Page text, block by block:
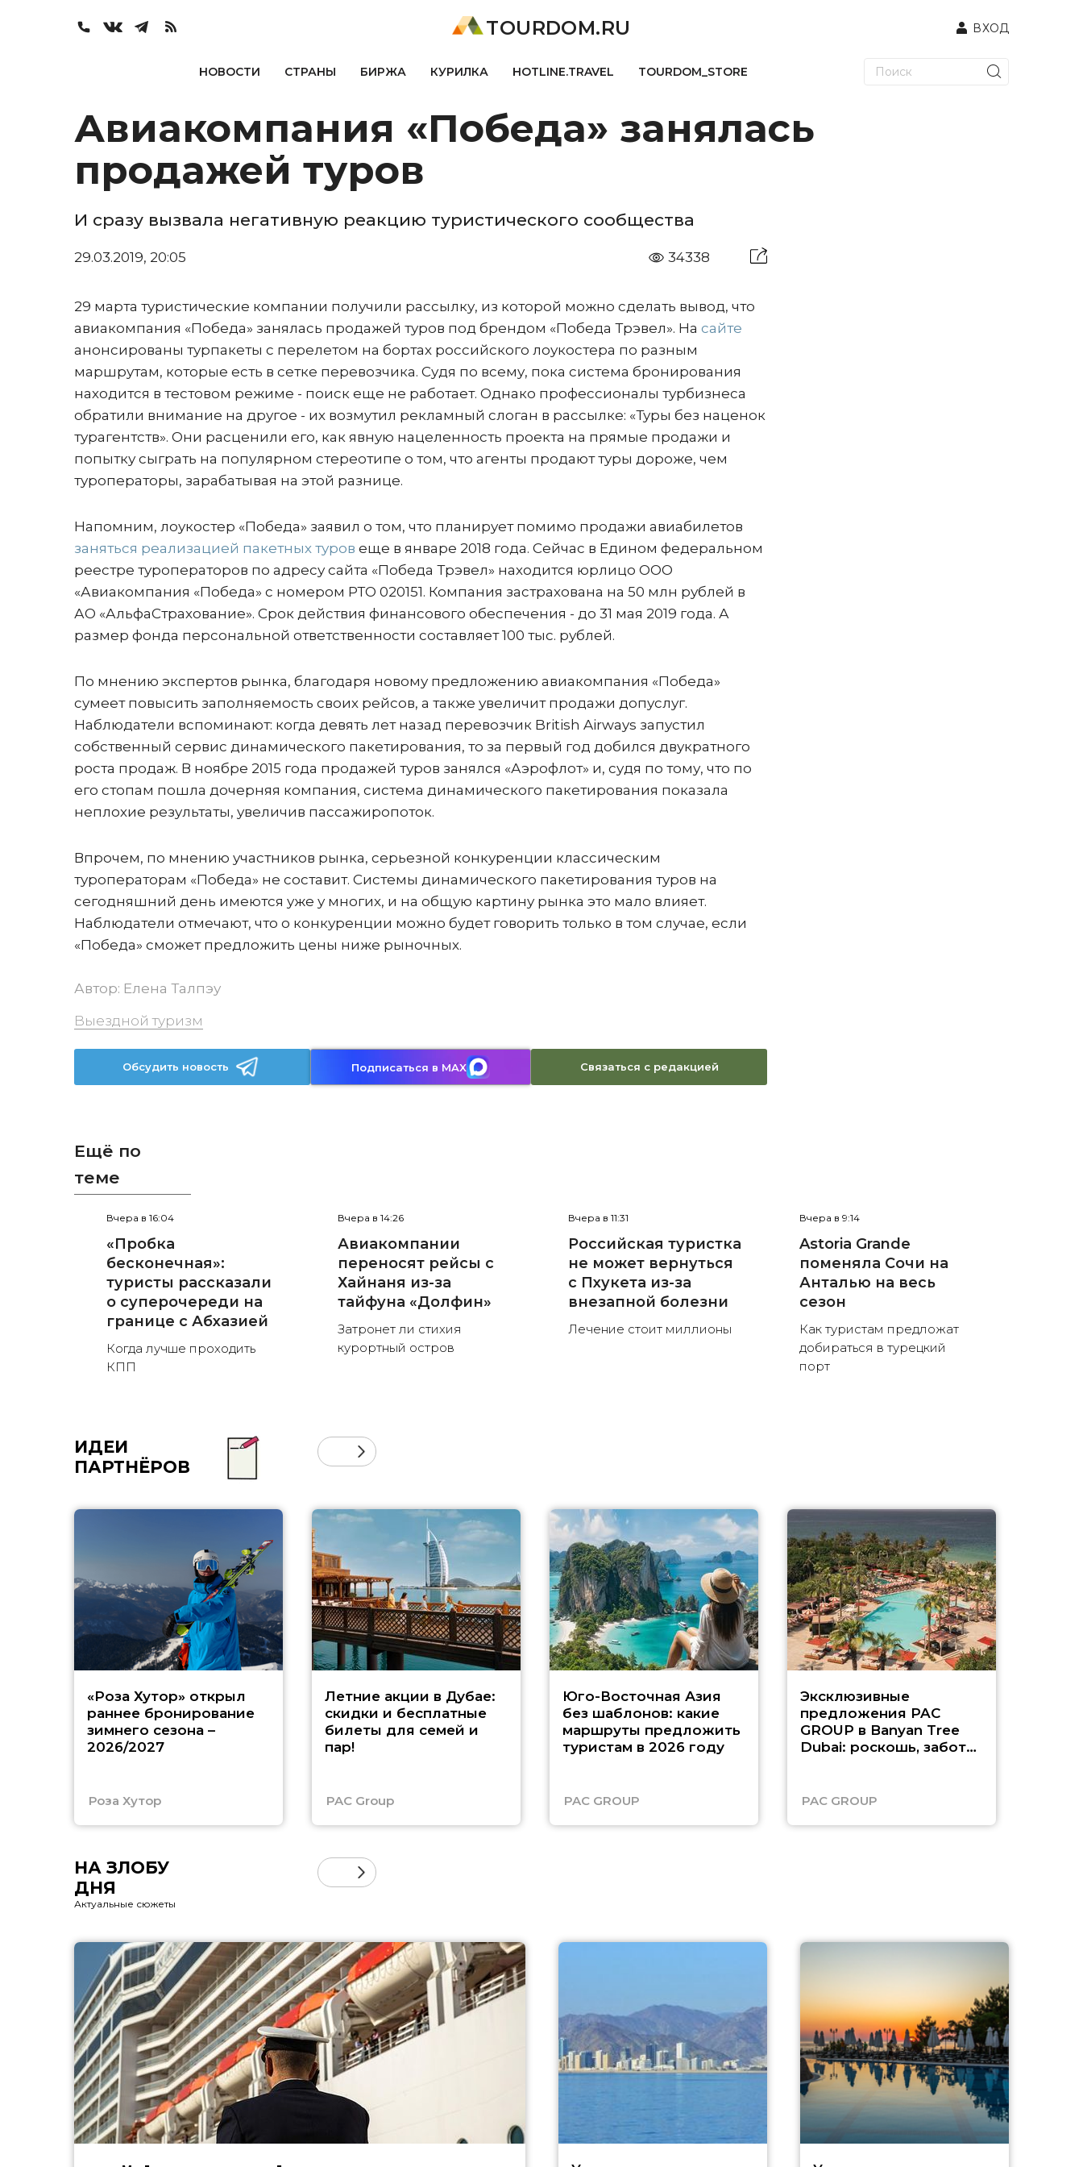
TOURDOM.RU ВХОД
НОВОСТИ СТРАНЫ БИРЖА КУРИЛКА HOTLINE.TRAVEL TOURDOM_STORE
Авиакомпания «Победа» занялась
продажей туров
И сразу вызвала негативную реакцию туристического сообщества
29.03.2019, 20:05 34338
29 марта туристические компании получили рассылку, из которой можно сделать вывод, что
авиакомпания «Победа» занялась продажей туров под брендом «Победа Трэвел». На сайте
анонсированы турпакеты с перелетом на бортах российского лоукостера по разным
маршрутам, которые есть в сетке перевозчика. Судя по всему, пока система бронирования
находится в тестовом режиме - поиск еще не работает. Однако профессионалы турбизнеса
обратили внимание на другое - их возмутил рекламный слоган в рассылке: «Туры без наценок
турагентств». Они расценили его, как явную нацеленность проекта на прямые продажи и
попытку сыграть на популярном стереотипе о том, что агенты продают туры дороже, чем
туроператоры, зарабатывая на этой разнице.
Напомним, лоукостер «Победа» заявил о том, что планирует помимо продажи авиабилетов
заняться реализацией пакетных туров еще в январе 2018 года. Сейчас в Едином федеральном
реестре туроператоров по адресу сайта «Победа Трэвел» находится юрлицо ООО
«Авиакомпания «Победа» с номером РТО 020151. Компания застрахована на 50 млн рублей в
АО «АльфаСтрахование». Срок действия финансового обеспечения - до 31 мая 2019 года. А
размер фонда персональной ответственности составляет 100 тыс. рублей.
По мнению экспертов рынка, благодаря новому предложению авиакомпания «Победа»
сумеет повысить заполняемость своих рейсов, а также увеличит продажи допуслуг.
Наблюдатели вспоминают: когда девять лет назад перевозчик British Airways запустил
собственный сервис динамического пакетирования, то за первый год добился двукратного
роста продаж. В ноябре 2015 года продажей туров занялся «Аэрофлот» и, судя по тому, что по
его стопам пошла дочерняя компания, система динамического пакетирования показала
неплохие результаты, увеличив пассажиропоток.
Впрочем, по мнению участников рынка, серьезной конкуренции классическим
туроператорам «Победа» не составит. Системы динамического пакетирования туров на
сегодняшний день имеются уже у многих, и на общую картину рынка это мало влияет.
Наблюдатели отмечают, что о конкуренции можно будет говорить только в том случае, если
«Победа» сможет предложить цены ниже рыночных.
Автор: Елена Талпэу
Выездной туризм
Обсудить новость Подписаться в MAX Связаться с редакцией
Ещё по
теме
Вчера в 16:04
«Пробка
бесконечная»:
туристы рассказали
о суперочереди на
границе с Абхазией
Когда лучше проходить
КПП
Вчера в 14:26
Авиакомпании
переносят рейсы с
Хайнаня из-за
тайфуна «Долфин»
Затронет ли стихия
курортный остров
Вчера в 11:31
Российская туристка
не может вернуться
с Пхукета из-за
внезапной болезни
Лечение стоит миллионы
Вчера в 9:14
Astoria Grande
поменяла Сочи на
Анталью на весь
сезон
Как туристам предложат
добираться в турецкий
порт
ИДЕИ
ПАРТНЁРОВ
«Роза Хутор» открыл
раннее бронирование
зимнего сезона –
2026/2027
Роза Хутор
Летние акции в Дубае:
скидки и бесплатные
билеты для семей и
пар!
PAC Group
Юго-Восточная Азия
без шаблонов: какие
маршруты предложить
туристам в 2026 году
PAC GROUP
Эксклюзивные
предложения PAC
GROUP в Banyan Tree
Dubai: роскошь, забота
PAC GROUP
НА ЗЛОБУ
ДНЯ
Актуальные сюжеты